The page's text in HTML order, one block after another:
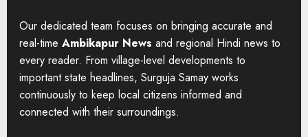
Our dedicated team focuses on bringing accurate and
real-time Ambikapur News and regional Hindi news to
every reader. From village-level developments to
important state headlines, Surguja Samay works
continuously to keep local citizens informed and
connected with their surroundings.